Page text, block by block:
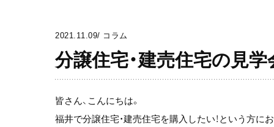
2021.11.09/ コラム
分譲住宅・建売住宅の見
皆さん、こんにちは。
福井で分譲住宅・建売住宅を購入したい！という方に